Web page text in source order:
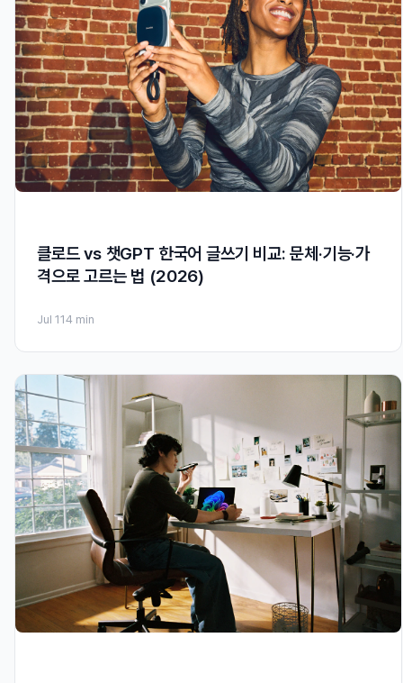
클로드 vs 챗GPT 한국어 글쓰기 비교: 문체·기능·가
격으로 고르는 법 (2026)
Jul 114 min